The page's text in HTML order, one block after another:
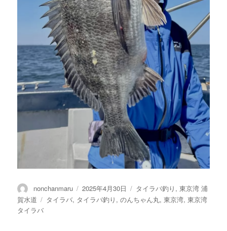
投
稿
者
nonchanmaru
投
稿
2025年4月30日
カ
テ
タイラバ釣り ,東京湾 浦
賀水道
タ
タイラバ, タイラバ釣り ,のんちゃん丸,東京湾,東京湾
タイラバ